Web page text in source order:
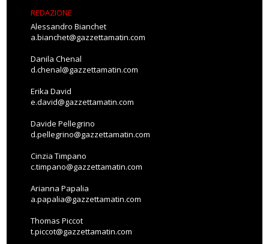
REDAZIONE
Alessandro Bianchet
a.bianchet@gazzettamatin.com
Danila Chenal
d.chenal@gazzettamatin.com
Erika David
e.david@gazzettamatin.com
Davide Pellegrino
d.pellegrino@gazzettamatin.com
Cinzia Timpano
c.timpano@gazzettamatin.com
Arianna Papalia
a.papalia@gazzettamatin.com
Thomas Piccot
t.piccot@gazzettamatin.com